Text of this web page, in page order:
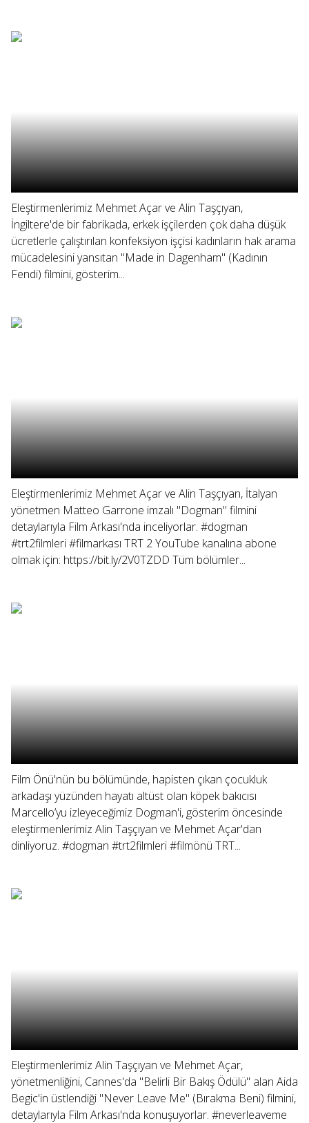
Eleştirmenlerimiz Mehmet Açar ve Alin Taşçıyan,
İngiltere'de bir fabrikada, erkek işçilerden çok daha düşük
ücretlerle çalıştırılan konfeksiyon işçisi kadınların hak arama
mücadelesini yansıtan "Made in Dagenham" (Kadının
Fendi) filmini, gösterim...
Eleştirmenlerimiz Mehmet Açar ve Alin Taşçıyan, İtalyan
yönetmen Matteo Garrone imzalı "Dogman" filmini
detaylarıyla Film Arkası'nda inceliyorlar. #dogman
#trt2filmleri #filmarkası TRT 2 YouTube kanalına abone
olmak için: https://bit.ly/2V0TZDD Tüm bölümler...
Film Önü'nün bu bölümünde, hapisten çıkan çocukluk
arkadaşı yüzünden hayatı altüst olan köpek bakıcısı
Marcello’yu izleyeceğimiz Dogman'i, gösterim öncesinde
eleştirmenlerimiz Alin Taşçıyan ve Mehmet Açar'dan
dinliyoruz. #dogman #trt2filmleri #filmönü TRT...
Eleştirmenlerimiz Alin Taşçıyan ve Mehmet Açar,
yönetmenliğini, Cannes'da "Belirli Bir Bakış Ödülü" alan Aida
Begic'in üstlendiği "Never Leave Me" (Bırakma Beni) filmini,
detaylarıyla Film Arkası'nda konuşuyorlar. #neverleaveme